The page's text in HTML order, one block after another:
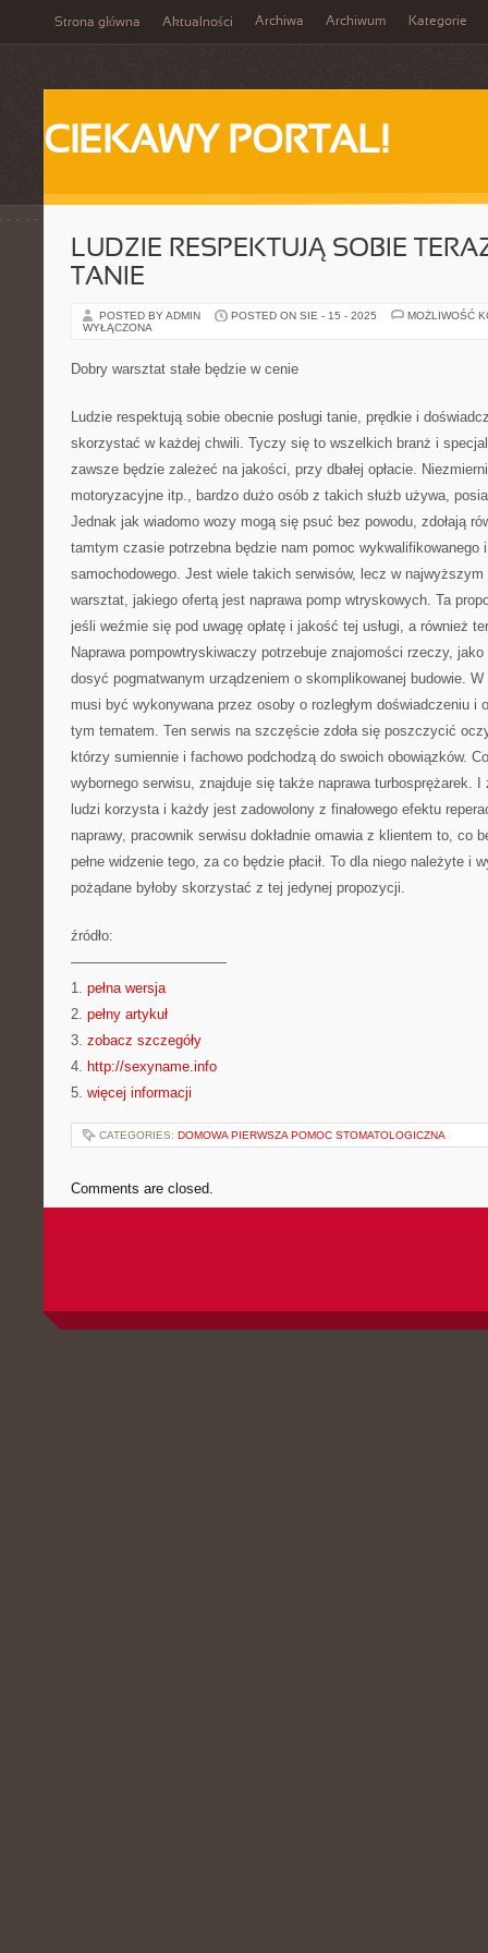
Strona główna Aktualności Archiwa Archiwum Kategorie
CIEKAWY PORTAL!
LUDZIE RESPEKTUJĄ SOBIE
TANIE
POSTED BY ADMIN POSTED ON SIE - 15 - 2025
MOŻLIWOŚĆ
WYŁĄCZONA
Dobry warsztat stałe będzie w cenie
Ludzie respektują sobie obecnie posługi tanie, prędkie i
skorzystać w każdej chwili. Tyczy się to wszelkich branż i
zawsze będzie zależeć na jakości, przy dbałej opłacie.
motoryzacyjne itp., bardzo dużo osób z takich służb używa,
Jednak jak wiadomo wozy mogą się psuć bez powodu, zdołają
tamtym czasie potrzebna będzie nam pomoc wykwalifikowanego
samochodowego. Jest wiele takich serwisów, lecz w
warsztat, jakiego ofertą jest naprawa pomp wtryskowych. Ta
jeśli weźmie się pod uwagę opłatę i jakość tej usługi, a również
Naprawa pompowtryskiwaczy potrzebuje znajomości rzeczy,
dosyć pogmatwanym urządzeniem o skomplikowanej budowie.
musi być wykonywana przez osoby o rozległym doświadczeniu i
tym tematem. Ten serwis na szczęście zdoła się poszczycić
którzy sumiennie i fachowo podchodzą do swoich obowiązków.
wybornego serwisu, znajduje się także naprawa turbosprężarek.
ludzi korzysta i każdy jest zadowolony z finałowego efektu
naprawy, pracownik serwisu dokładnie omawia z klientem to, co
pełne widzenie tego, za co będzie płacił. To dla niego należyte i
pożądane byłoby skorzystać z tej jedynej propozycji.
źródło:
———————————
1. pełna wersja
2. pełny artykuł
3. zobacz szczegóły
4. http://sexyname.info
5. więcej informacji
CATEGORIES: DOMOWA PIERWSZA POMOC STOMATOLOGICZNA
Comments are closed.